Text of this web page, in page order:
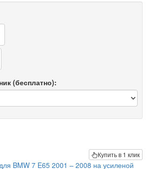
(бесплатно):
Купить в 1 клик